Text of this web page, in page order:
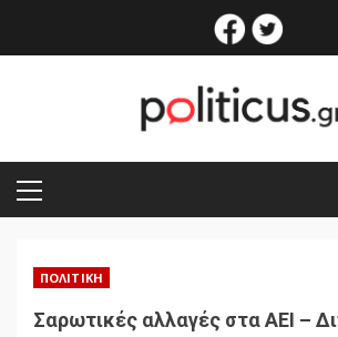
facebook
PRIMARY
MENU
ΠΟΛΙΤΙΚΉ
Σαρωτικές αλλαγές στα ΑΕΙ –